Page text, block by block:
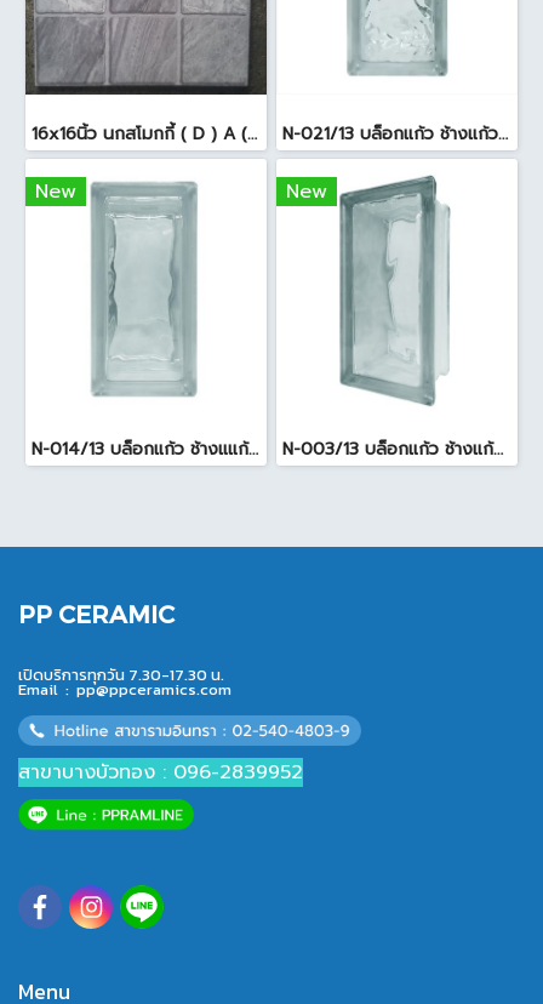
16x16นิ้ว นกสโมกกี้ ( D ) A (Pack6) N-021/13 บล็อกแก้ว ช้างแก้ว WOW แก้วประดับฟ้า ( 24X11.5X8cm )
New
N-014/13 บล็อกแก้ว ช้างแแก้ว WOW หยาดเพชร ( 24x11.5x8 cm.)
New
N-003/13 บล็อกแก้ว ช้างแก้ว WOW พริ้วแก้ว ( 24x11.5x8cm )
PP CERAMIC
เปิดบริการทุกวัน 7.30-17.30 น.
Email : pp@ppceramics.com
สาขาบางบัวทอง : 096-2839952
Menu